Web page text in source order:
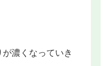
濃くなっていき